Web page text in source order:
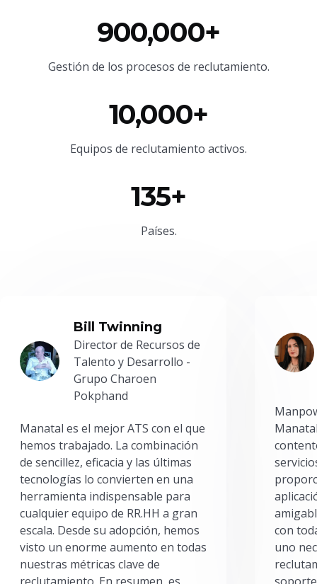
900,000+
Gestión de los procesos de reclutamiento.
10,000+
Equipos de reclutamiento activos.
135+
Países.
Bill Twinning
Director de Recursos de
Talento y Desarrollo -
Grupo Charoen
Pokphand
Manatal es el mejor ATS con el que
hemos trabajado. La combinación
de sencillez, eficacia y las últimas
tecnologías lo convierten en una
herramienta indispensable para
cualquier equipo de RR.HH a gran
escala. Desde su adopción, hemos
visto un enorme aumento en todas
nuestras métricas clave de
con
uno